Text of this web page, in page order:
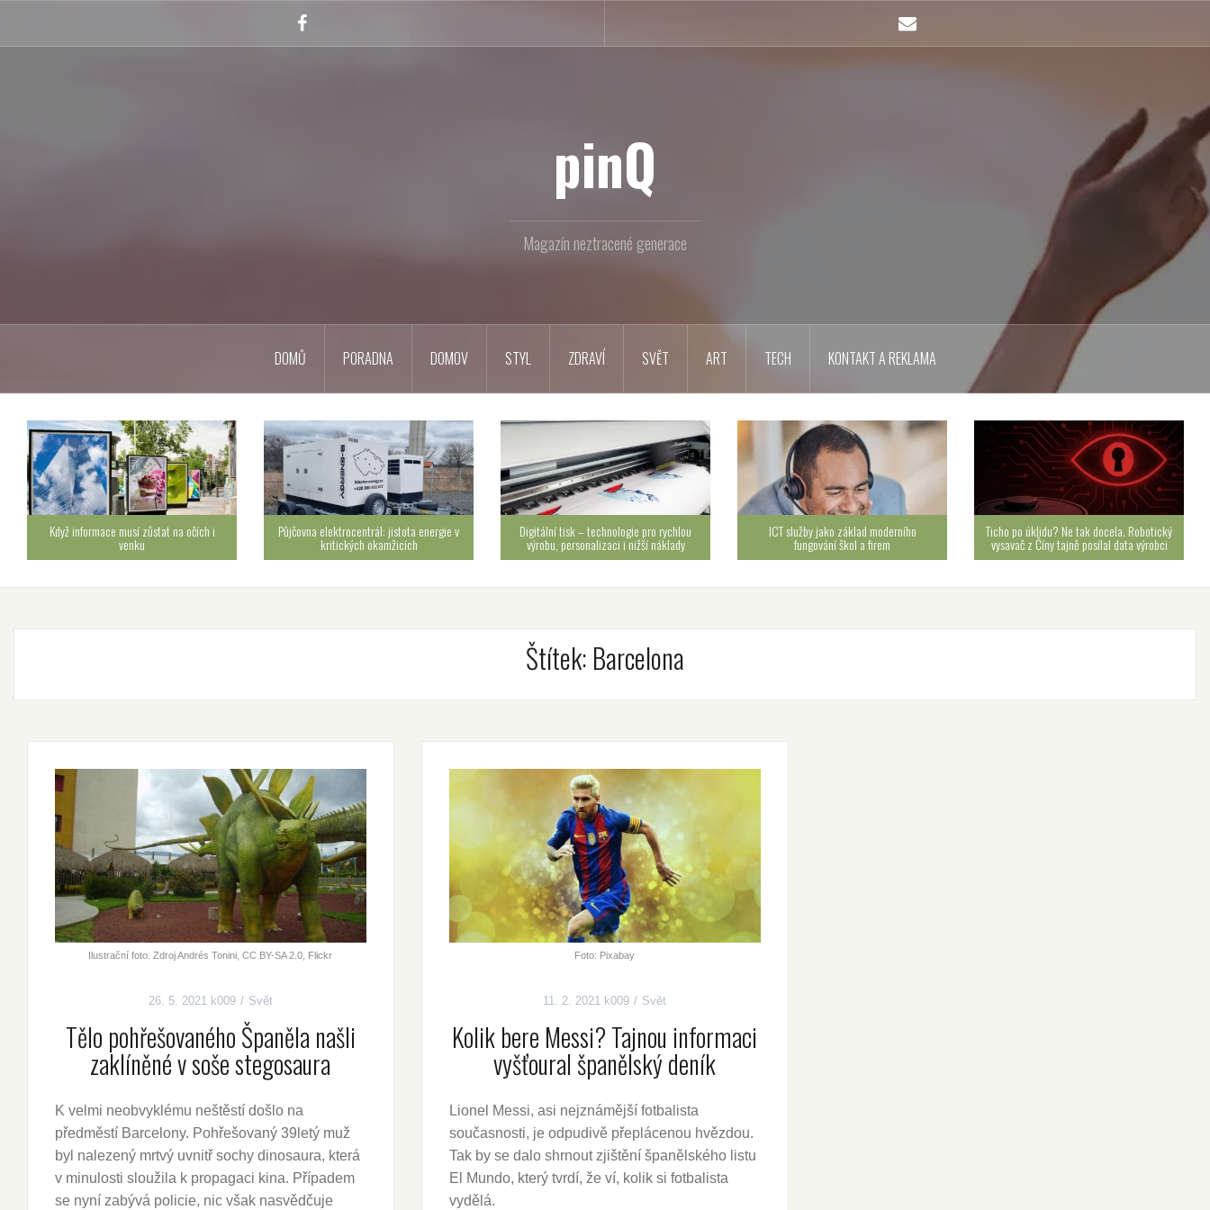
pinQ
Magazín neztracené generace
DOMŮ PORADNA DOMOV STYL ZDRAVÍ SVĚT ART TECH KONTAKT A REKLAMA
Když informace musí zůstat na očích i
venku
Půjčovna elektrocentrál: jistota energie v
kritických okamžicích
Digitální tisk – technologie pro rychlou
výrobu, personalizaci i nižší náklady
ICT služby jako základ moderního
fungování škol a firem
Ticho po úklidu? Ne tak docela. Robotický
vysavač z Číny tajně posílal data výrobci
Štítek: Barcelona
Ilustrační foto. Zdroj Andrés Tonini, CC BY-SA 2.0, Flickr
26. 5. 2021 k009 Svět
Tělo pohřešovaného Španěla našli
zaklíněné v soše stegosaura
K velmi neobvyklému neštěstí došlo na
předměstí Barcelony. Pohřešovaný 39letý muž
byl nalezený mrtvý uvnitř sochy dinosaura, která
v minulosti sloužila k propagaci kina. Případem
se nyní zabývá policie, nic však nasvědčuje
Foto: Pixabay
11. 2. 2021 k009 Svět
Kolik bere Messi? Tajnou informaci
vyšťoural španělský deník
Lionel Messi, asi nejznámější fotbalista
současnosti, je odpudivě přeplácenou hvězdou.
Tak by se dalo shrnout zjištění španělského listu
El Mundo, který tvrdí, že ví, kolik si fotbalista
vydělá.